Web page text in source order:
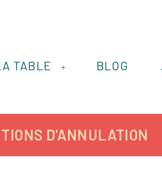
+
TABLE BLOG
D'ANNULATION